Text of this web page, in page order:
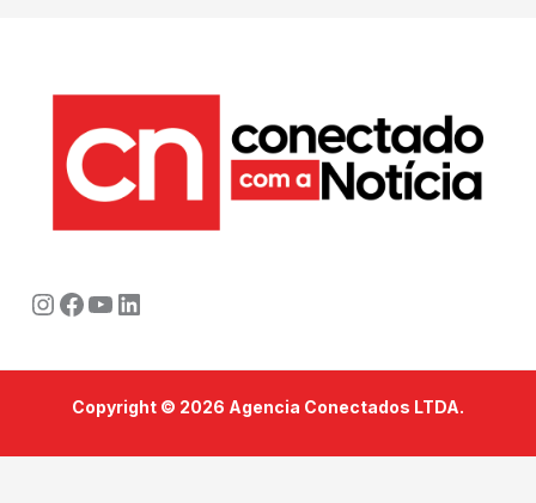
Instagram
Facebook
Youtube
LinkedIn
Copyright © 2026 Agencia Conectados LTDA.